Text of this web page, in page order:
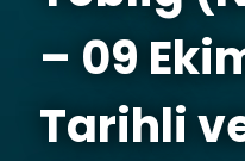
– 09
Tarihli